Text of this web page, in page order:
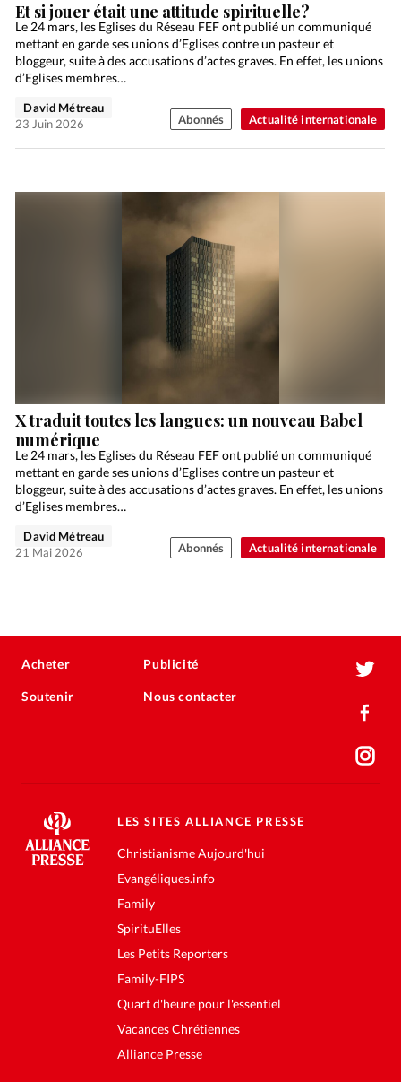
Actualité internationale
Et si jouer était une attitude spirituelle?
Le 24 mars, les Eglises du Réseau FEF ont publié un communiqué
mettant en garde ses unions d’Eglises contre un pasteur et
bloggeur, suite à des accusations d’actes graves. En effet, les unions
d’Eglises membres…
David Métreau
23 Juin 2026
Abonnés
Actualité internationale
X traduit toutes les langues: un nouveau Babel
numérique
Le 24 mars, les Eglises du Réseau FEF ont publié un communiqué
mettant en garde ses unions d’Eglises contre un pasteur et
bloggeur, suite à des accusations d’actes graves. En effet, les unions
d’Eglises membres…
David Métreau
21 Mai 2026
Abonnés
Acheter
Soutenir
Publicité
Nous contacter
LES SITES ALLIANCE PRESSE
Christianisme Aujourd'hui
Evangéliques.info
Family
SpirituElles
Les Petits Reporters
Family-FIPS
Quart d'heure pour l'essentiel
Vacances Chrétiennes
Alliance Presse